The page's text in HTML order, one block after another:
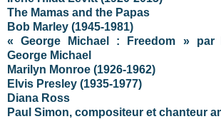
The Mamas and the Papas
Bob Marley (1945-1981)
« George Michael : Freedom » par
George Michael
Marilyn Monroe (1926-1962)
Elvis Presley (1935-1977)
Diana Ross
Paul Simon, compositeur et chanteur